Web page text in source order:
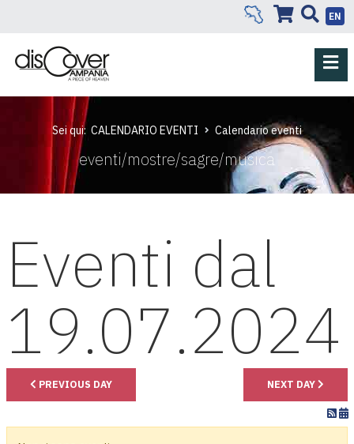
EN
Sei qui: CALENDARIO EVENTI Calendario eventi
eventi/mostre/sagre/musica
Eventi dal
19.07.2024
PREVIOUS DAY NEXT DAY